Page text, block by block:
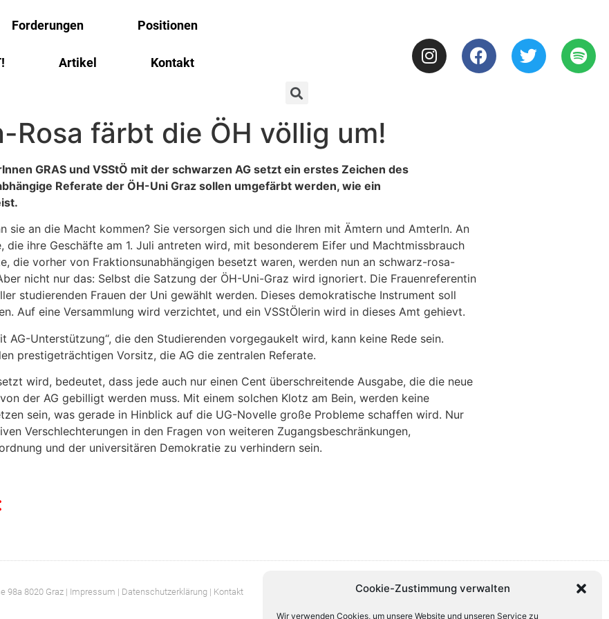
Cookie-Zustimmung verwalten
Wir verwenden Cookies, um unsere Website und unseren Service zu
Forderungen Positionen
Artikel Kontakt
Rosa färbt die ÖH völlig um!
GRAS und VSStÖ mit der schwarzen AG setzt ein erstes Zeichen des
Referate der ÖH-Uni Graz sollen umgefärbt werden, wie ein
sie an die Macht kommen? Sie versorgen sich und die Ihren mit Ämtern und Amterln. An
die ihre Geschäfte am 1. Juli antreten wird, mit besonderem Eifer und Machtmissbrauch
die vorher von Fraktionsunabhängigen besetzt waren, werden nun an schwarz-rosa-
nicht nur das: Selbst die Satzung der ÖH-Uni-Graz wird ignoriert. Die Frauenreferentin
studierenden Frauen der Uni gewählt werden. Dieses demokratische Instrument soll
Auf eine Versammlung wird verzichtet, und ein VSStÖlerin wird in dieses Amt gehievt.
AG-Unterstützung“, die den Studierenden vorgegaukelt wird, kann keine Rede sein.
prestigeträchtigen Vorsitz, die AG die zentralen Referate.
wird, bedeutet, dass jede auch nur einen Cent überschreitende Ausgabe, die die neue
der AG gebilligt werden muss. Mit einem solchen Klotz am Bein, werden keine
sein, was gerade in Hinblick auf die UG-Novelle große Probleme schaffen wird. Nur
Verschlechterungen in den Fragen von weiteren Zugangsbeschränkungen,
und der universitären Demokratie zu verhindern sein.
98a 8020 Graz | Impressum | Datenschutzerklärung | Kontakt